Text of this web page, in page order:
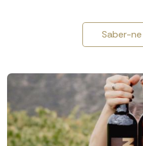
Saber-